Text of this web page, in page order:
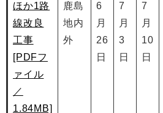
ほか1路
線改良
工事
[PDFフ
ァイル
／
1.84MB]
鹿島
地内
外
6
月
26
日
7
月
3
日
7
月
10
日